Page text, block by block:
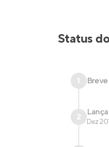
Status
1
2 Dez